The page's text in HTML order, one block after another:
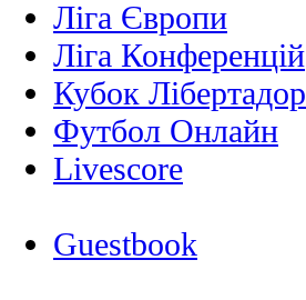
Ліга Європи
Ліга Конференцій
Кубок
Футбол Онлайн
Livescore
Guestbook